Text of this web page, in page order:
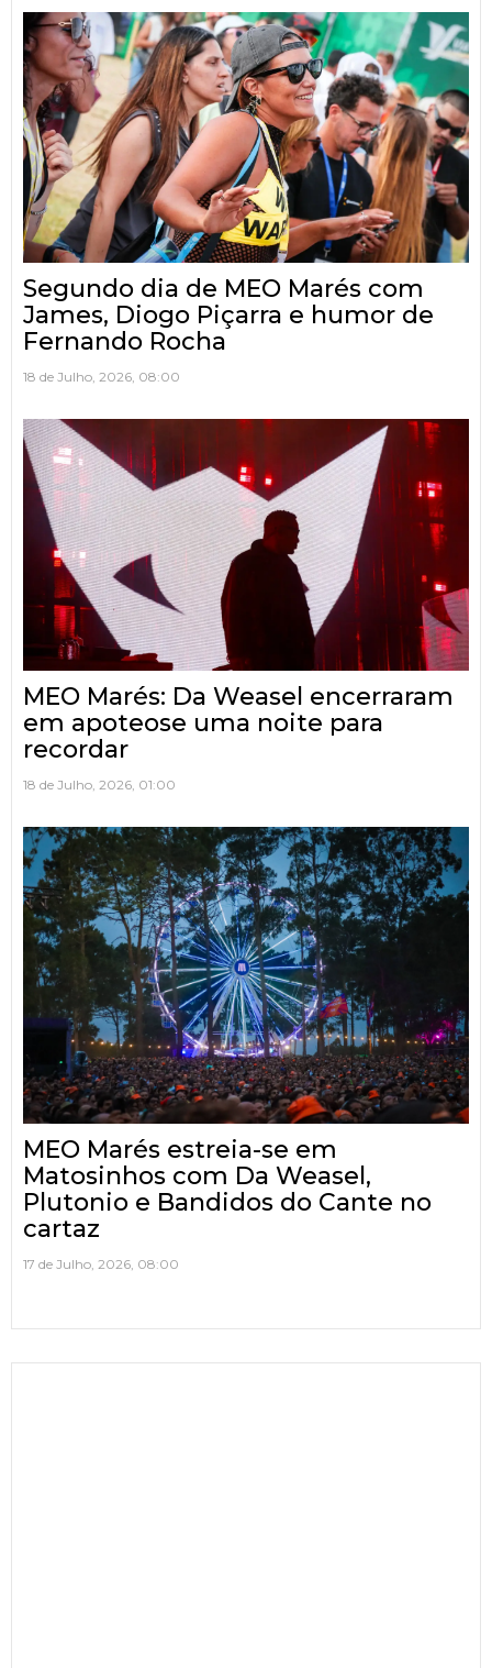
Segundo dia de MEO Marés com
James, Diogo Piçarra e humor de
Fernando Rocha
18 de Julho, 2026, 08:00
MEO Marés: Da Weasel encerraram
em apoteose uma noite para
recordar
18 de Julho, 2026, 01:00
MEO Marés estreia-se em
Matosinhos com Da Weasel,
Plutonio e Bandidos do Cante no
cartaz
17 de Julho, 2026, 08:00